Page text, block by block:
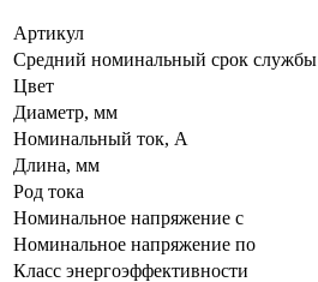
Артикул
Средний номинальный срок службы
Цвет
Диаметр, мм
Номинальный ток, А
Длина, мм
Род тока
Номинальное напряжение с
Номинальное напряжение по
Класс энергоэффективности